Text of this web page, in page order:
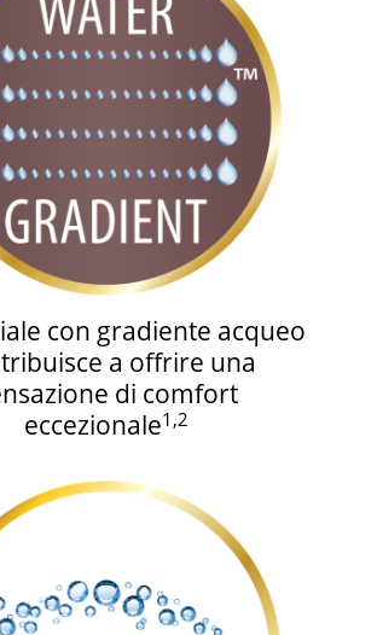
con gradiente acqueo
a offrire una
di comfort
eccezionale1,2